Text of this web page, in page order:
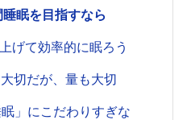
眠を目指すなら
げて効率的に眠ろう
切だが、量も大切
」にこだわりすぎな